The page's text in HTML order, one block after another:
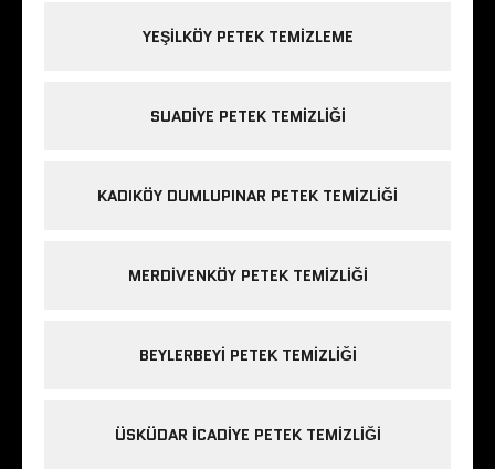
YEŞILKÖY PETEK TEMIZLEME
SUADIYE PETEK TEMIZLIĞI
KADIKÖY DUMLUPINAR PETEK TEMIZLIĞI
MERDIVENKÖY PETEK TEMIZLIĞI
BEYLERBEYI PETEK TEMIZLIĞI
ÜSKÜDAR ICADIYE PETEK TEMIZLIĞI